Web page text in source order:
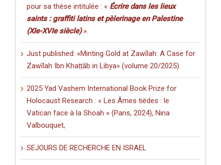
pour sa thèse intitulée : « Écrire dans les lieux
saints : graffiti latins et pèlerinage en Palestine
(XIe-XVIe siècle)».
Just published: «Minting Gold at Zawīlah: A Case for
Zawīlah Ibn Khaṭṭāb in Libya» (volume 20/2025).
2025 Yad Vashem International Book Prize for
Holocaust Research : « Les Âmes tièdes : le
Vatican face à la Shoah » (Paris, 2024), Nina
Valbouquet,
SEJOURS DE RECHERCHE EN ISRAEL